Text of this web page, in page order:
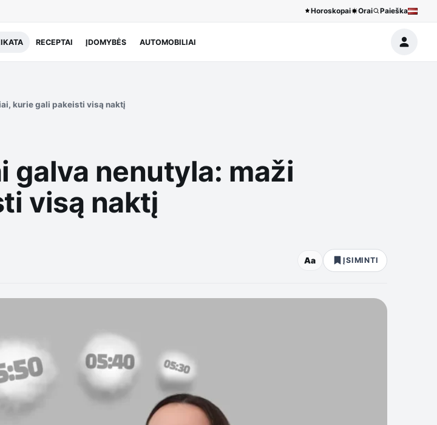
Horoskopai Orai Paieška
RECEPTAI ĮDOMYBĖS AUTOMOBILIAI
kurie gali pakeisti visą naktį
galva nenutyla: maži
visą naktį
Aa ĮSIMINTI